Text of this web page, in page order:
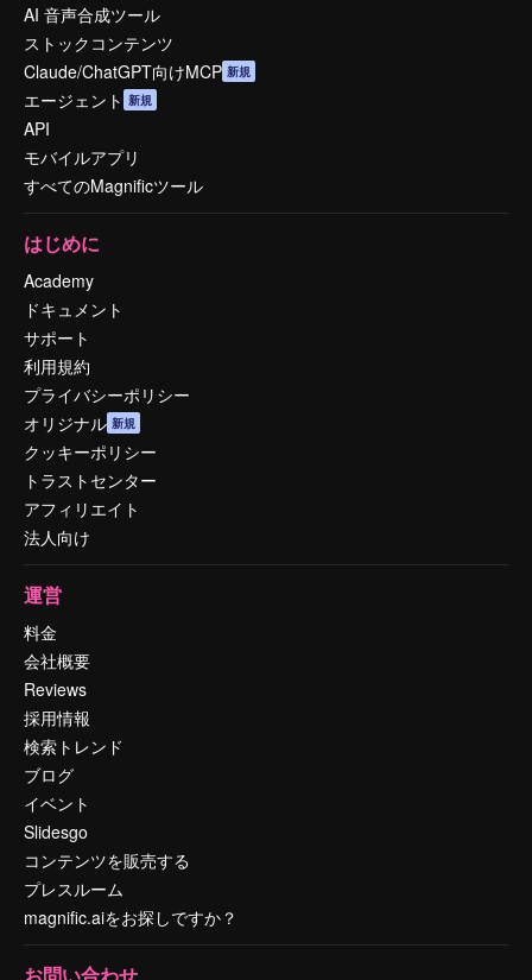
AI 音声合成ツール
ストックコンテンツ
Claude/ChatGPT向けMCP 新規
エージェント 新規
API
モバイルアプリ
すべてのMagnificツール
はじめに
Academy
ドキュメント
サポート
利用規約
プライバシーポリシー
オリジナル 新規
クッキーポリシー
トラストセンター
アフィリエイト
法人向け
運営
料金
会社概要
Reviews
採用情報
検索トレンド
ブログ
イベント
Slidesgo
コンテンツを販売する
プレスルーム
magnific.aiをお探しですか？